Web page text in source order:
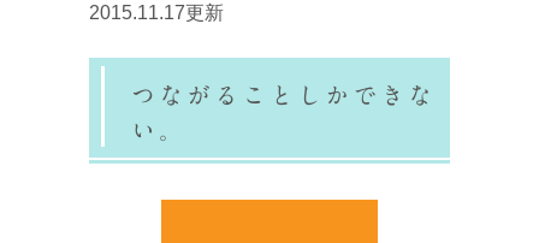
2015.11.17更新
つながることしかできな
い。